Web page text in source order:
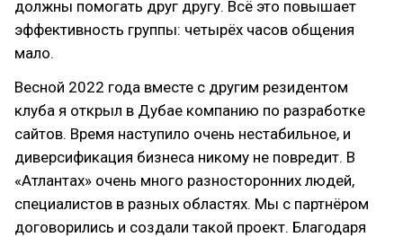
должны помогать друг другу. Всё это повышает
эффективность группы: четырёх часов общения
мало.
Весной 2022 года вместе с другим резидентом
клуба я открыл в Дубае компанию по разработке
сайтов. Время наступило очень нестабильное, и
диверсификация бизнеса никому не повредит. В
«Атлантах» очень много разносторонних людей,
специалистов в разных областях. Мы с партнёром
договорились и создали такой проект. Благодаря